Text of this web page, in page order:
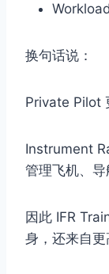
换句话说：
Private Pilot
Instrument
管理飞机、导
因此 IFR
身，还来自更